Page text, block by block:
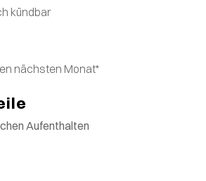
kündbar
nächsten Monat*
Aufenthalten